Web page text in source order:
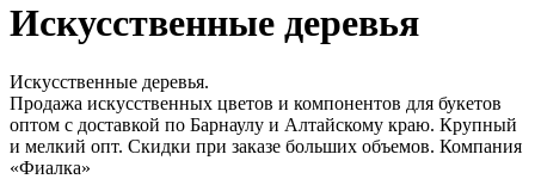
Искусственные деревья
Искусственные деревья.
Продажа искусственных цветов и компонентов для букетов
оптом с доставкой по Барнаулу и Алтайскому краю. Крупный
и мелкий опт. Скидки при заказе больших объемов. Компания
«Фиалка»